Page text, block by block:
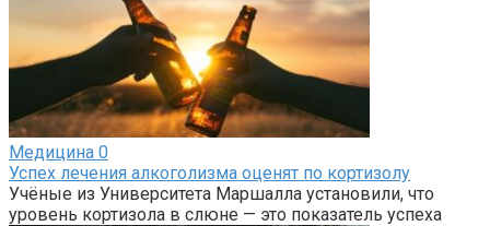
Медицина 0
Успех лечения алкоголизма оценят по кортизолу
Учёные из Университета Маршалла установили, что
уровень кортизола в слюне — это показатель успеха